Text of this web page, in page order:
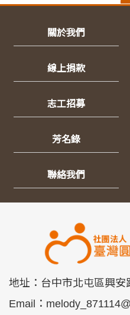
關於我們
線上捐款
志工招募
芳名錄
聯絡我們
地址： 台中市北屯區興安
Email：